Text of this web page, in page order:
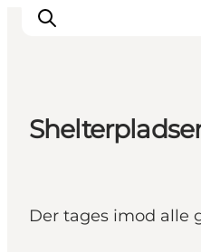
Spis & drik
Det sker
Der tages imod alle